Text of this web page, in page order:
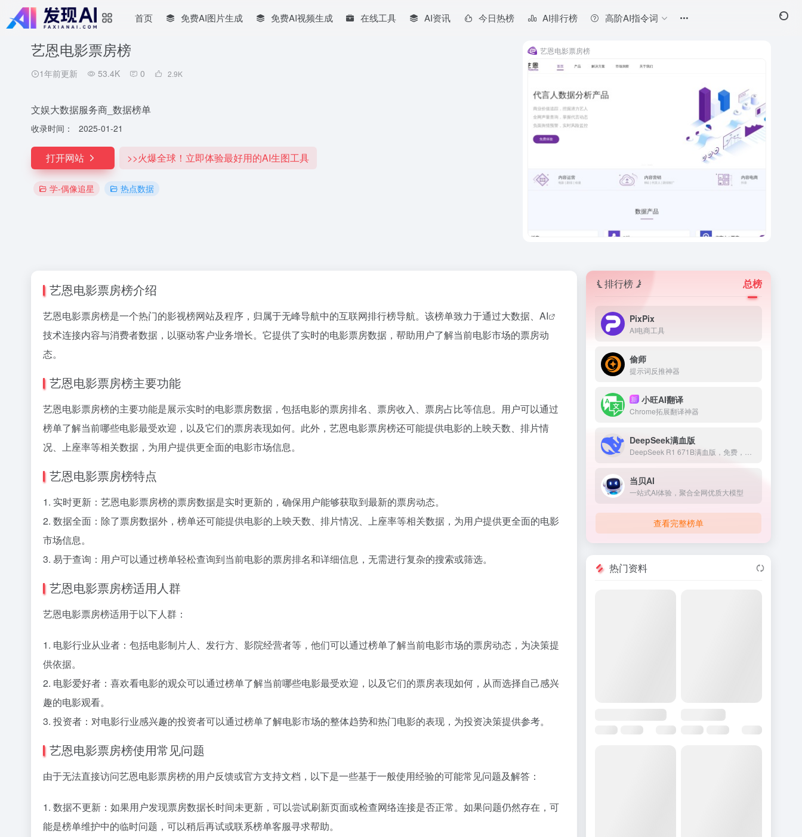
首页 免费AI图片生成 免费AI视频生成 在线工具 AI资讯 今日热榜 AI排行榜 高阶AI指令词
艺恩电影票房榜
1年前更新 53.4K 0 2.9K
文娱大数据服务商_数据榜单
收录时间： 2025-01-21
打开网站 >>火爆全球！立即体验最好用的AI生图工具
学-偶像追星 热点数据
艺恩电影票房榜
艺恩电影票房榜介绍
艺恩电影票房榜是一个热门的影视榜网站及程序，归属于无峰导航中的互联网排行榜导航。该榜单致力于通过大数据、 AI
技术连接内容与消费者数据，以驱动客户业务增长。它提供了实时的电影票房数据，帮助用户了解当前电影市场的票房动
态。
艺恩电影票房榜主要功能
艺恩电影票房榜的主要功能是展示实时的电影票房数据，包括电影的票房排名、票房收入、票房占比等信息。用户可以通过
榜单了解当前哪些电影最受欢迎，以及它们的票房表现如何。此外，艺恩电影票房榜还可能提供电影的上映天数、排片情
况、上座率等相关数据，为用户提供更全面的电影市场信息。
艺恩电影票房榜特点
1. 实时更新：艺恩电影票房榜的票房数据是实时更新的，确保用户能够获取到最新的票房动态。
2. 数据全面：除了票房数据外，榜单还可能提供电影的上映天数、排片情况、上座率等相关数据，为用户提供更全面的电影
市场信息。
3. 易于查询：用户可以通过榜单轻松查询到当前电影的票房排名和详细信息，无需进行复杂的搜索或筛选。
艺恩电影票房榜适用人群
艺恩电影票房榜适用于以下人群：
1. 电影行业从业者：包括电影制片人、发行方、影院经营者等，他们可以通过榜单了解当前电影市场的票房动态，为决策提
供依据。
2. 电影爱好者：喜欢看电影的观众可以通过榜单了解当前哪些电影最受欢迎，以及它们的票房表现如何，从而选择自己感兴
趣的电影观看。
3. 投资者：对电影行业感兴趣的投资者可以通过榜单了解电影市场的整体趋势和热门电影的表现，为投资决策提供参考。
艺恩电影票房榜使用常见问题
由于无法直接访问艺恩电影票房榜的用户反馈或官方支持文档，以下是一些基于一般使用经验的可能常见问题及解答：
1. 数据不更新：如果用户发现票房数据长时间未更新，可以尝试刷新页面或检查网络连接是否正常。如果问题仍然存在，可
能是榜单维护中的临时问题，可以稍后再试或联系榜单客服寻求帮助。
排行榜 总榜
PixPix
AI电商工具
偷师
提示词反推神器
新 小旺AI翻译
Chrome拓展翻译神器
DeepSeek满血版
当贝AI
一站式AI体验，聚合全网优质大模型
查看完整榜单
热门资料